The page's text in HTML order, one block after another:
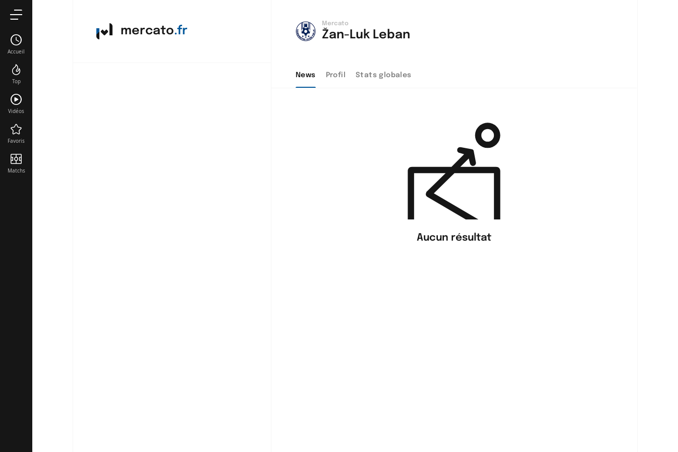
mercato.fr
Mercato
Žan-Luk Leban
News Profil Stats globales
Aucun résultat
Accueil
Top
Vidéos
Favoris
Matchs